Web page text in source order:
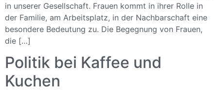
in unserer Gesellschaft. Frauen kommt in ihrer Rolle in
der Familie, am Arbeitsplatz, in der Nachbarschaft eine
besondere Bedeutung zu. Die Begegnung von Frauen,
die […]
Politik bei Kaffee und
Kuchen